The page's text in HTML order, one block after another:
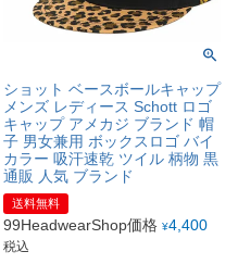
ショット ベースボールキャップ
メンズ レディース Schott ロゴ
キャップ アメカジ ブランド 帽
子 男女兼用 ボックスロゴ バイ
カラー 吸汗速乾 ツイル 柄物 黒
通販 人気 ブランド
送料無料
99HeadwearShop価格 ¥4,400
税込